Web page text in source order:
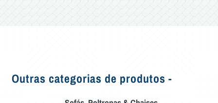
Outras categorias de produtos -